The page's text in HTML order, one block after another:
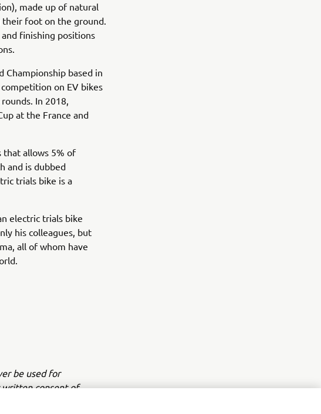
made up of natural
their foot on the ground.
finishing positions
Championship based in
on EV bikes
In 2018,
at the France and
that allows 5% of
and is dubbed
trials bike is a
electric trials bike
his colleagues, but
all of whom have
be used for
consent of